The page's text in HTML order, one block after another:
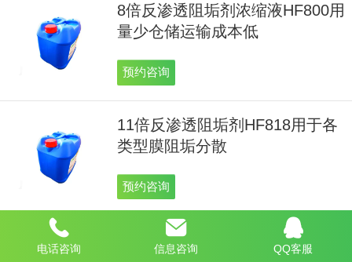
8倍反渗透阻垢剂浓缩液HF800用
量少仓储运输成本低
预约咨询
11倍反渗透阻垢剂HF818用于各
类型膜阻垢分散
预约咨询
COD降解剂HX428在污水处理应
电话咨询 信息咨询 QQ客服